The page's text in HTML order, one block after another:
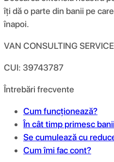
îți dă o parte din banii pe
înapoi.
VAN CONSULTING
CUI: 39743787
Întrebări frecvente
Cum funcționează?
În cât timp primesc
Se cumulează cu
Cum îmi fac cont?